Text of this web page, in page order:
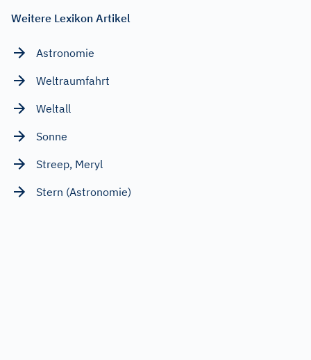
Weitere Lexikon Artikel
Astronomie
Weltraumfahrt
Weltall
Sonne
Streep, Meryl
Stern (Astronomie)